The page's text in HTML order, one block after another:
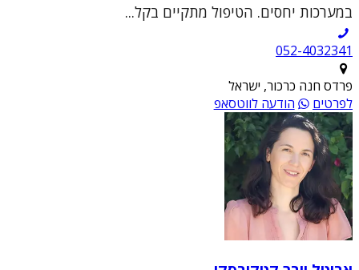
במערכות יחסים. הטיפול מתקיים בקל...
052-4032341
פרדס חנה כרכור, ישראל
לפרטים
הודעה לווטסאפ